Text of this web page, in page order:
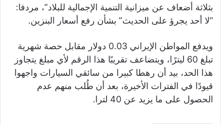
بثلاثة أضعاف عن ميزانية التنمية الإجمالية للبلاد”، مردفا:
“لا أحد يجرؤ على الحديث” بشأن رفع أسعار البنزين.
ويدفع المواطن الإيراني 0.03 دولار مقابل حصة شهرية
تبلغ 60 ليترًا، ويتضاعف تقريبًا هذا الرقم لأي مبلغ يتجاوز
هذا الحد، بيد أن رهطا كبيرا من سائقي السيارات واجهوا
قيودًا في الفترات الأخيرة، بعد أن طُلب منهم عدم
الحصول على ما يزيد عن 40 لترا.